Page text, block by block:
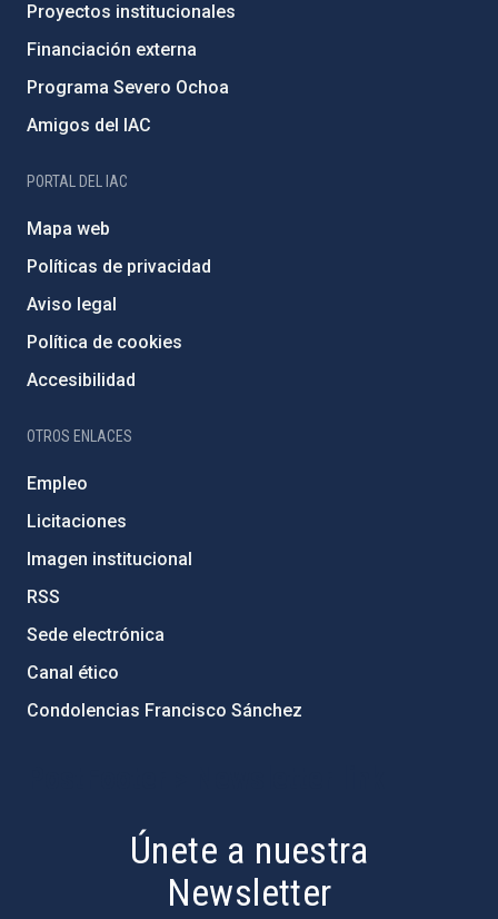
Proyectos institucionales
Financiación externa
Programa Severo Ochoa
Amigos del IAC
PORTAL DEL IAC
Mapa web
Políticas de privacidad
Aviso legal
Política de cookies
Accesibilidad
OTROS ENLACES
Empleo
Licitaciones
Imagen institucional
RSS
Sede electrónica
Canal ético
Condolencias Francisco Sánchez
Únete a nuestra
Newsletter